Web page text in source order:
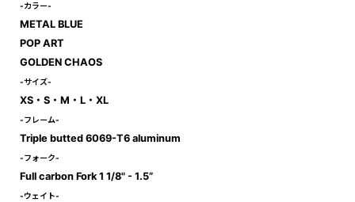
-カラー-
METAL BLUE
POP ART
GOLDEN CHAOS
-サイズ-
XS・S・M・L・XL
-フレーム-
Triple butted 6069-T6 aluminum
-フォーク-
Full carbon Fork 1 1/8" - 1.5”
-ウェイト-